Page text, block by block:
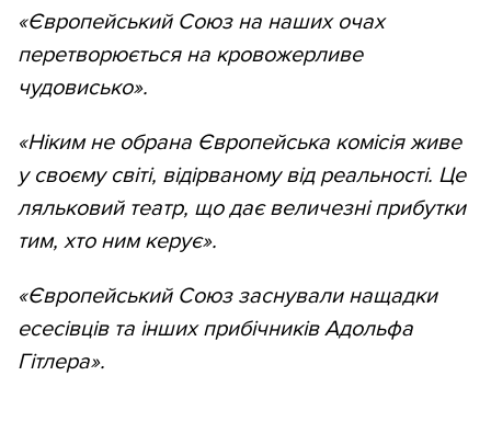
«Європейський Союз на наших очах
перетворюється на кровожерливе
чудовисько».
«Ніким не обрана Європейська комісія живе
у своєму світі, відірваному від реальності. Це
ляльковий театр, що дає величезні прибутки
тим, хто ним керує».
«Європейський Союз заснували нащадки
есесівців та інших прибічників Адольфа
Гітлера».